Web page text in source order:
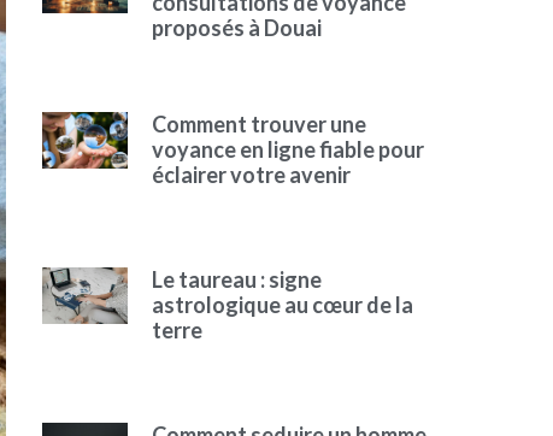
proposés à Douai
Comment trouver une
voyance en ligne fiable pour
éclairer votre avenir
Le taureau : signe
astrologique au cœur de la
terre